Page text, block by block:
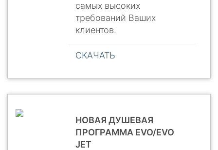
самых высоких
требований Ваших
клиентов.
СКАЧАТЬ
НОВАЯ ДУШЕВАЯ
ПРОГРАММА EVO/EVO
JET